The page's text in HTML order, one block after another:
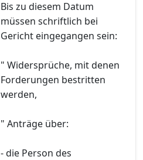
Bis zu diesem Datum
müssen schriftlich bei
Gericht eingegangen sein:
" Widersprüche, mit denen
Forderungen bestritten
werden,
" Anträge über:
- die Person des